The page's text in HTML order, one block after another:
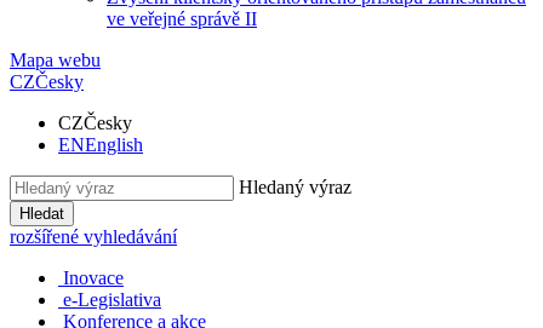
ve veřejné správě II
Mapa webu
CZČesky
CZČesky
ENEnglish
Hledaný výraz
Hledat
rozšířené vyhledávání
Inovace
e-Legislativa
Konference a akce